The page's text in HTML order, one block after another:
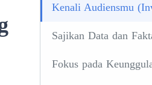
Kenali Audiensmu
Sajikan Data dan
Fokus pada